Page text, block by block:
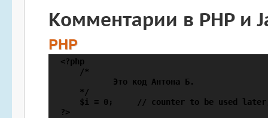
Комментарии в PHP и
PHP
  <?php
      /*
             Это код Антона Б.
      */
$i = 0;     // counter to be used
  ?>